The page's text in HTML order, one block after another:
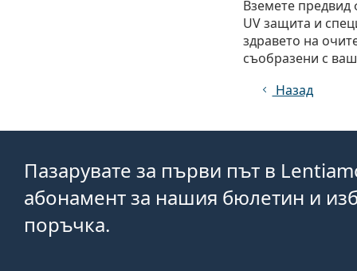
Вземете предвид
UV защита и
здравето на
съобразени с
Назад
Пазарувате за първи път в
абонамент за нашия бюлетин и
поръчка.